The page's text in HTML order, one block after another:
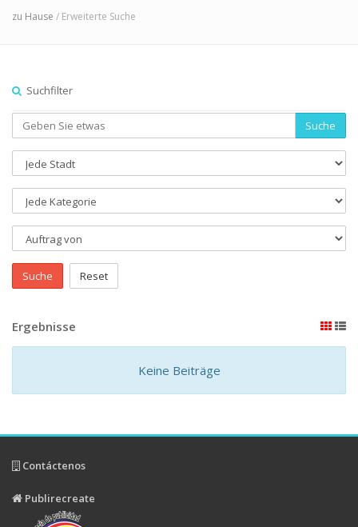
zu Hause / Erweiterte Suche
Suchfilter
Suche
Suche Reset
Ergebnisse
Keine Beiträge
Contáctenos
Publirecreate